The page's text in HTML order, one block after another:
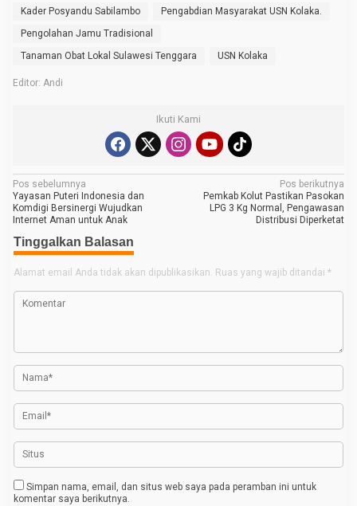
Kader Posyandu Sabilambo
Pengabdian Masyarakat USN Kolaka.
Pengolahan Jamu Tradisional
Tanaman Obat Lokal Sulawesi Tenggara
USN Kolaka
Editor: Andi
Ikuti Kami
N
a
v
i
g
a
p
o
s
Pos sebelumnya
Yayasan Puteri Indonesia dan
Komdigi Bersinergi Wujudkan
Internet Aman untuk Anak
Pos berikutnya
Pemkab Kolut Pastikan Pasokan
LPG 3 Kg Normal, Pengawasan
Distribusi Diperketat
Tinggalkan Balasan
Alamat email Anda tidak akan dipublikasikan. Ruas yang wajib ditandai *
Simpan nama, email, dan situs web saya pada peramban ini untuk
komentar saya berikutnya.